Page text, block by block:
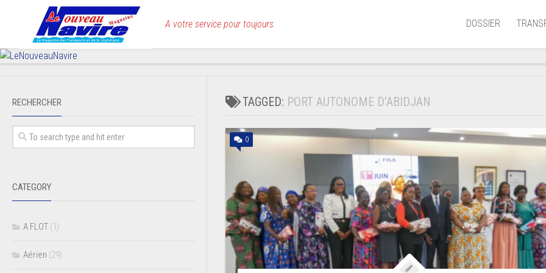
A votre service pour toujours. DOSSIER
Aérien
TAGGED: PORT AUTONOME D’ABIDJAN
0
RECHERCHER
CATEGORY
A FLOT (1)
Aérien (29)